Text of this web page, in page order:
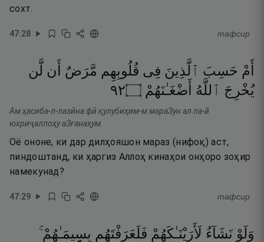
сохт.
47:28 тафсир
أَمْ حَسِبَ ٱلَّذِينَ فِى قُلُوبِهِم مَّرَضٌ أَن لَّن
يُخْرِجَ ٱللَّهُ أَضْغَـٰنَهُمْ ۝٢٩
Ам ҳасиба-л-лазӣна фӣ қулубиҳим-м мараЗун ал ла-й
юхриҷаллоҳу аЗғанаҳум.
Оё ононе, ки дар дилҳояшон мараз (нифоқ) аст,
пиндоштанд, ки ҳаргиз Аллоҳ кинаҳои онҳоро зоҳир
намекунад?
47:29 тафсир
وَلَوْ نَشَآءُ لَأَرَيْنَـٰكَهُمْ فَلَعَرَفْتَهُم بِسِيمَـٰهُمْ ۚ